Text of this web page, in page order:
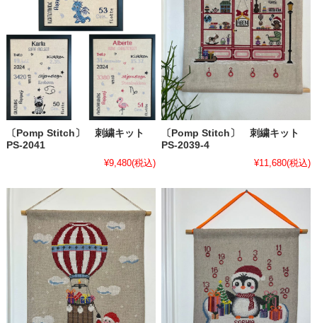
〔Pomp Stitch〕 刺繍キット
PS-2041
¥9,480(税込)
〔Pomp Stitch〕 刺繍キット
PS-2039-4
¥11,680(税込)